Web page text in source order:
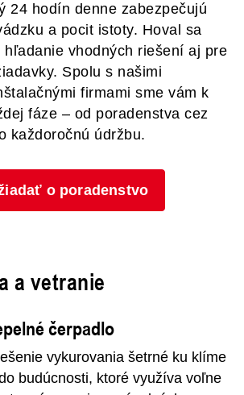
24 hodín denne zabezpečujú
a pocit istoty. Hoval sa
hľadanie vhodných riešení aj pre
Spolu s našimi
firmami sme vám k
fáze – od poradenstva cez
každoročnú údržbu.
o poradenstvo
a vetranie
čerpadlo
vykurovania šetrné ku klíme
budúcnosti, ktoré využíva voľne